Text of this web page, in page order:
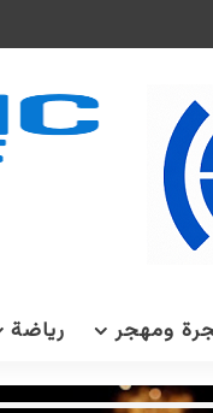
ومهجر رياضة